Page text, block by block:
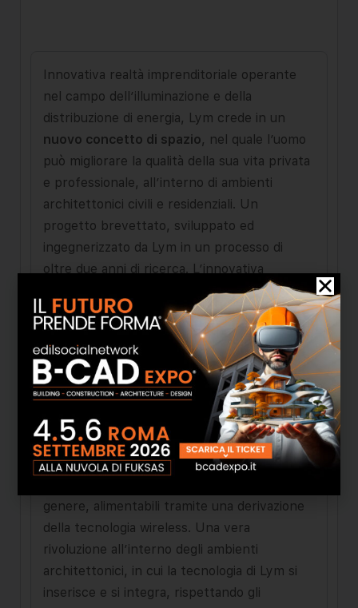
Innovativa realtà imprenditoriale operante
nel campo dell’illuminazione e della
distribuzione di energia, Lym crede in un
nuovo concetto di spazio, nel quale l’uomo
può migliorare la qualità della sua vita privata
e professionale, all’interno di ambienti
architettonici civili e residenziali. Un
progetto brevettato, sviluppato ed
ingegnerizzato da Lym in un processo di
oltre due anni di ricerca. L’innovativa
nasce con il proposito di
rivoluzionare l’interazione tra uomo ed
elettricità , mettendo l’uomo al centro del
Sistema, rendendolo quindi il protagonista
assoluto della propria abitazione, la quale si
adatta costantemente alle esigenze del suo
abitante. Il Sistema introducepunti di
alimentazione invisibili e integrati a parete
e soffitto, dove poter posizionare con un
genere, alimentabili tramite una derivazione
della tecnologia wireless. Una vera
rivoluzione all’interno degli ambienti
architettonici, in cui la tecnologia di Lym si
inserisce e si integra, rispettando gli